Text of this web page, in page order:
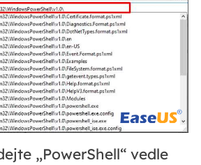
„PowerShell“ vedle